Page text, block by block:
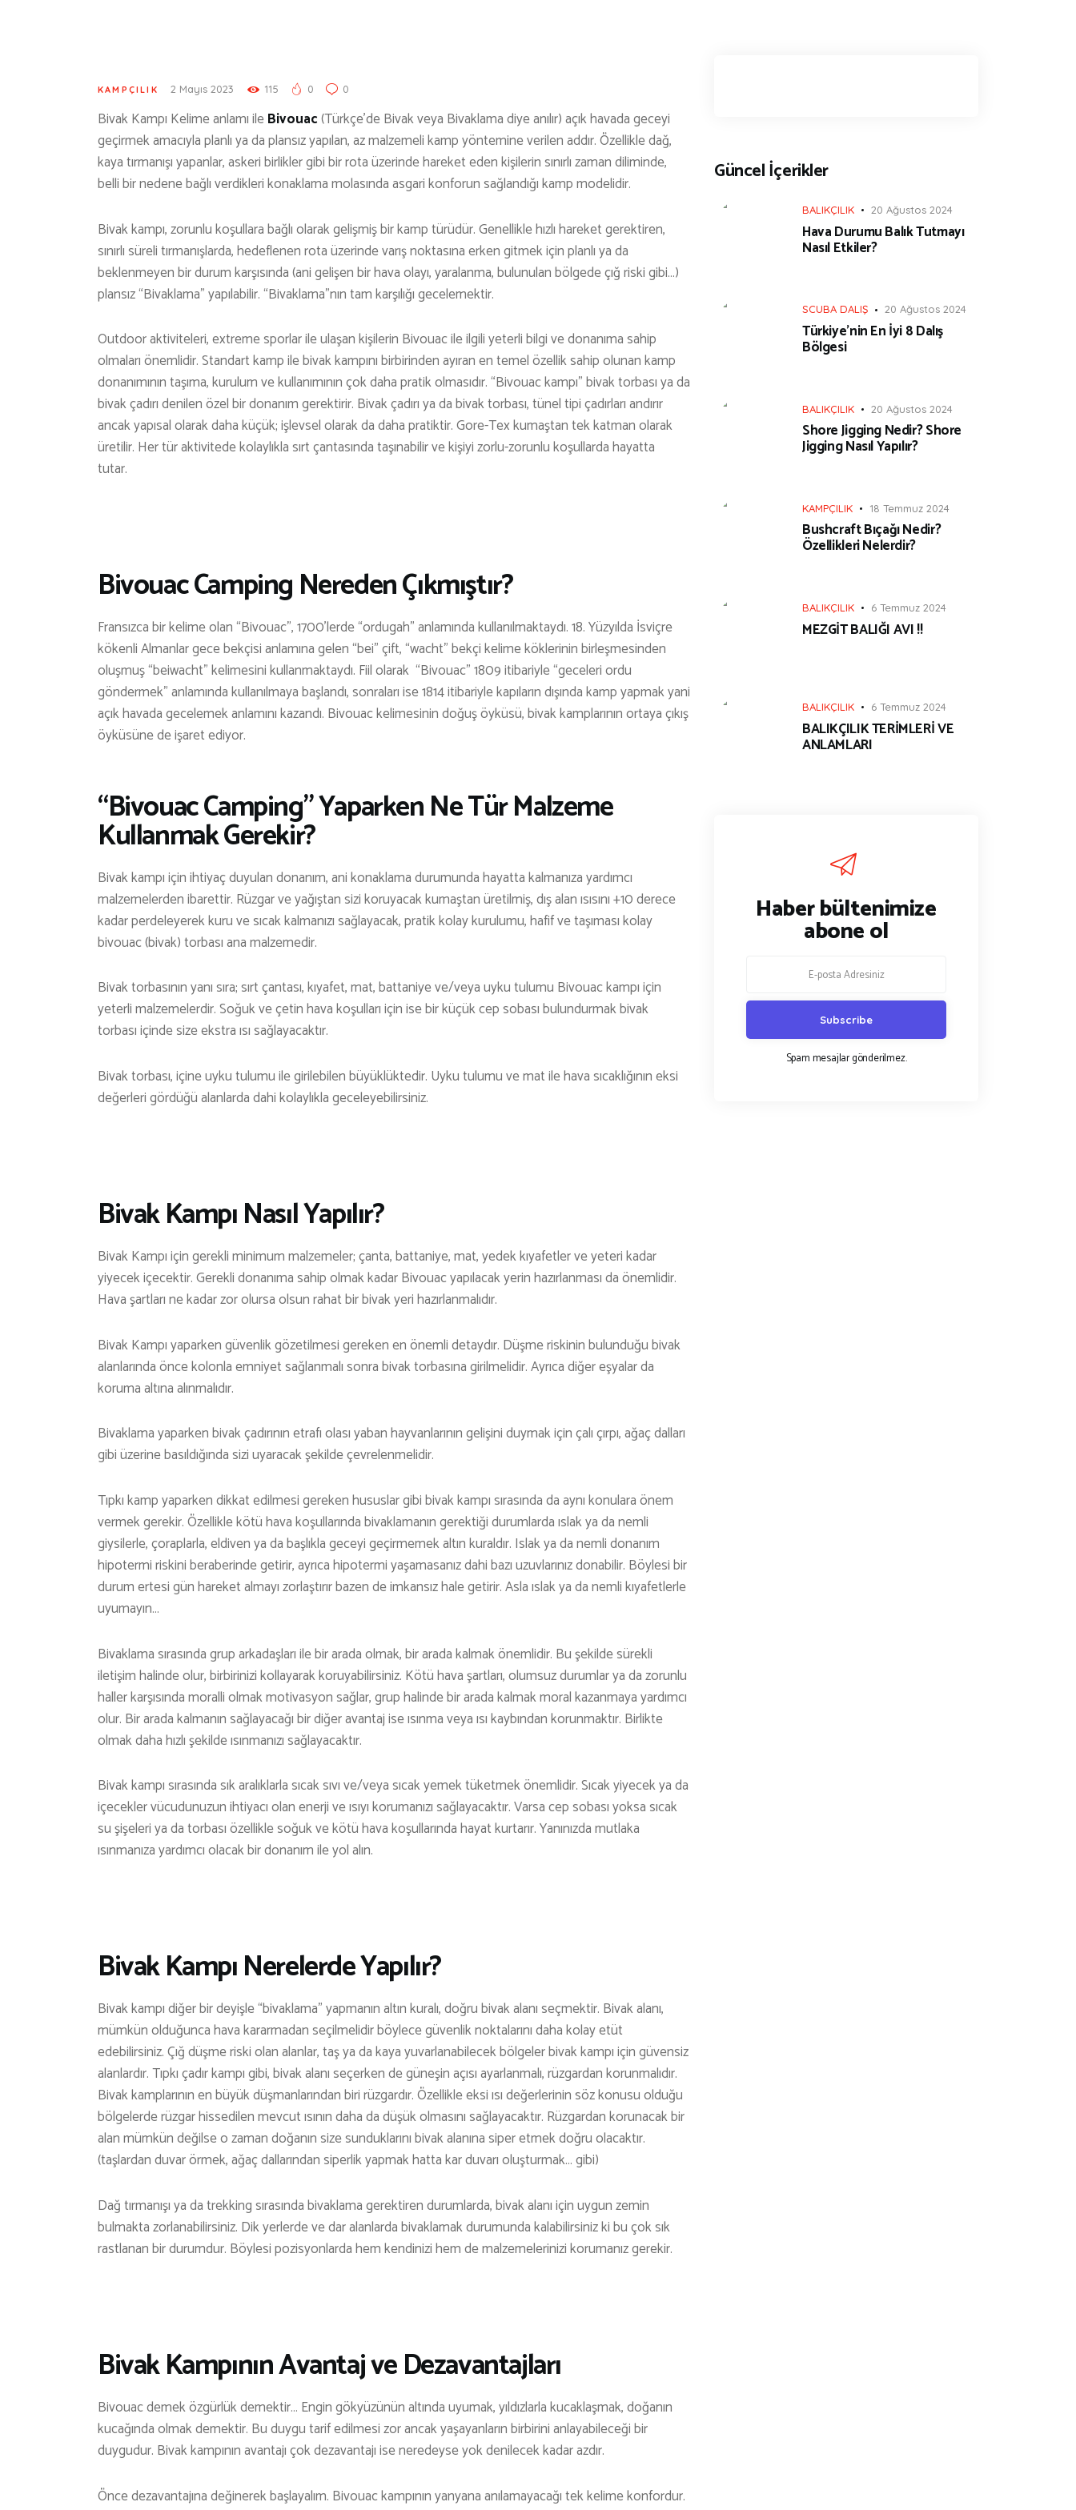
BALIKÇILIK
BESLENME
BİSİKLET
DAĞCILIK
DENİZ & HAVUZ
GİYİM
KAMPÇILIK
KARA AVI
KARAVAN
OTO | MOTO
KAYAK
KOŞU
SEYAHAT
SNOWBOARD
SPOR & FİTNESS
TEKNE & YAT
TEKNOLOJİ
YÜRÜYÜŞ
ARŞİVLER
KAMPÇILIK 2 Mayıs 2023 115 0 0
Bivak Kampı Kelime anlamı ileBivouac(Türkçe’de Bivak veya Bivaklama diye anılır) açık havada geceyi
geçirmek amacıyla planlı ya da plansız yapılan, az malzemeli kamp yöntemine verilen addır. Özellikle dağ,
kaya tırmanışı yapanlar, askeri birlikler gibi bir rota üzerinde hareket eden kişilerin sınırlı zaman diliminde,
belli bir nedene bağlı verdikleri konaklama molasında asgari konforun sağlandığı kamp modelidir.
Bivak kampı, zorunlu koşullara bağlı olarak gelişmiş bir kamp türüdür. Genellikle hızlı hareket gerektiren,
sınırlı süreli tırmanışlarda, hedeflenen rota üzerinde varış noktasına erken gitmek için planlı ya da
beklenmeyen bir durum karşısında (ani gelişen bir hava olayı, yaralanma, bulunulan bölgede çığ riski gibi…)
plansız “Bivaklama” yapılabilir. “Bivaklama”nın tam karşılığı gecelemektir.
Outdoor aktiviteleri, extreme sporlar ile ulaşan kişilerin Bivouac ile ilgili yeterli bilgi ve donanıma sahip
olmaları önemlidir. Standart kamp ile bivak kampını birbirinden ayıran en temel özellik sahip olunan kamp
donanımının taşıma, kurulum ve kullanımının çok daha pratik olmasıdır. “Bivouac kampı” bivak torbası ya da
bivak çadırı denilen özel bir donanım gerektirir. Bivak çadırı ya da bivak torbası, tünel tipi çadırları andırır
ancak yapısal olarak daha küçük; işlevsel olarak da daha pratiktir. Gore-Tex kumaştan tek katman olarak
üretilir. Her tür aktivitede kolaylıkla sırt çantasında taşınabilir ve kişiyi zorlu-zorunlu koşullarda hayatta
tutar.
Bivouac Camping Nereden Çıkmıştır?
Fransızca bir kelime olan “Bivouac”, 1700’lerde “ordugah” anlamında kullanılmaktaydı. 18. Yüzyılda İsviçre
kökenli Almanlar gece bekçisi anlamına gelen “bei” çift, “wacht” bekçi kelime köklerinin birleşmesinden
oluşmuş “beiwacht” kelimesini kullanmaktaydı. Fiil olarak “Bivouac” 1809 itibariyle “geceleri ordu
göndermek” anlamında kullanılmaya başlandı, sonraları ise 1814 itibariyle kapıların dışında kamp yapmak yani
açık havada gecelemek anlamını kazandı. Bivouac kelimesinin doğuş öyküsü, bivak kamplarının ortaya çıkış
öyküsüne de işaret ediyor.
“Bivouac Camping” Yaparken Ne Tür Malzeme
Kullanmak Gerekir?
Bivak kampı için ihtiyaç duyulan donanım, ani konaklama durumunda hayatta kalmanıza yardımcı
malzemelerden ibarettir. Rüzgar ve yağıştan sizi koruyacak kumaştan üretilmiş, dış alan ısısını +10 derece
kadar perdeleyerek kuru ve sıcak kalmanızı sağlayacak, pratik kolay kurulumu, hafif ve taşıması kolay
bivouac (bivak) torbası ana malzemedir.
Bivak torbasının yanı sıra; sırt çantası, kıyafet, mat, battaniye ve/veya uyku tulumu Bivouac kampı için
yeterli malzemelerdir. Soğuk ve çetin hava koşulları için ise bir küçük cep sobası bulundurmak bivak
torbası içinde size ekstra ısı sağlayacaktır.
Bivak torbası, içine uyku tulumu ile girilebilen büyüklüktedir. Uyku tulumu ve mat ile hava sıcaklığının eksi
değerleri gördüğü alanlarda dahi kolaylıkla geceleyebilirsiniz.
Bivak Kampı Nasıl Yapılır?
Bivak Kampı için gerekli minimum malzemeler; çanta, battaniye, mat, yedek kıyafetler ve yeteri kadar
yiyecek içecektir. Gerekli donanıma sahip olmak kadar Bivouac yapılacak yerin hazırlanması da önemlidir.
Hava şartları ne kadar zor olursa olsun rahat bir bivak yeri hazırlanmalıdır.
Bivak Kampı yaparken güvenlik gözetilmesi gereken en önemli detaydır. Düşme riskinin bulunduğu bivak
alanlarında önce kolonla emniyet sağlanmalı sonra bivak torbasına girilmelidir. Ayrıca diğer eşyalar da
koruma altına alınmalıdır.
Bivaklama yaparken bivak çadırının etrafı olası yaban hayvanlarının gelişini duymak için çalı çırpı, ağaç dalları
gibi üzerine basıldığında sizi uyaracak şekilde çevrelenmelidir.
Tıpkı kamp yaparken dikkat edilmesi gereken hususlar gibi bivak kampı sırasında da aynı konulara önem
vermek gerekir. Özellikle kötü hava koşullarında bivaklamanın gerektiği durumlarda ıslak ya da nemli
giysilerle, çoraplarla, eldiven ya da başlıkla geceyi geçirmemek altın kuraldır. Islak ya da nemli donanım
hipotermi riskini beraberinde getirir, ayrıca hipotermi yaşamasanız dahi bazı uzuvlarınız donabilir. Böylesi bir
durum ertesi gün hareket almayı zorlaştırır bazen de imkansız hale getirir. Asla ıslak ya da nemli kıyafetlerle
uyumayın…
Bivaklama sırasında grup arkadaşları ile bir arada olmak, bir arada kalmak önemlidir. Bu şekilde sürekli
iletişim halinde olur, birbirinizi kollayarak koruyabilirsiniz. Kötü hava şartları, olumsuz durumlar ya da zorunlu
haller karşısında moralli olmak motivasyon sağlar, grup halinde bir arada kalmak moral kazanmaya yardımcı
olur. Bir arada kalmanın sağlayacağı bir diğer avantaj ise ısınma veya ısı kaybından korunmaktır. Birlikte
olmak daha hızlı şekilde ısınmanızı sağlayacaktır.
Bivak kampı sırasında sık aralıklarla sıcak sıvı ve/veya sıcak yemek tüketmek önemlidir. Sıcak yiyecek ya da
içecekler vücudunuzun ihtiyacı olan enerji ve ısıyı korumanızı sağlayacaktır. Varsa cep sobası yoksa sıcak
su şişeleri ya da torbası özellikle soğuk ve kötü hava koşullarında hayat kurtarır. Yanınızda mutlaka
ısınmanıza yardımcı olacak bir donanım ile yol alın.
Bivak Kampı Nerelerde Yapılır?
Bivak kampı diğer bir deyişle “bivaklama” yapmanın altın kuralı, doğru bivak alanı seçmektir. Bivak alanı,
mümkün olduğunca hava kararmadan seçilmelidir böylece güvenlik noktalarını daha kolay etüt
edebilirsiniz. Çığ düşme riski olan alanlar, taş ya da kaya yuvarlanabilecek bölgeler bivak kampı için güvensiz
alanlardır. Tıpkı çadır kampı gibi, bivak alanı seçerken de güneşin açısı ayarlanmalı, rüzgardan korunmalıdır.
Bivak kamplarının en büyük düşmanlarından biri rüzgardır. Özellikle eksi ısı değerlerinin söz konusu olduğu
bölgelerde rüzgar hissedilen mevcut ısının daha da düşük olmasını sağlayacaktır. Rüzgardan korunacak bir
alan mümkün değilse o zaman doğanın size sunduklarını bivak alanına siper etmek doğru olacaktır.
(taşlardan duvar örmek, ağaç dallarından siperlik yapmak hatta kar duvarı oluşturmak… gibi)
Dağ tırmanışı ya da trekking sırasında bivaklama gerektiren durumlarda, bivak alanı için uygun zemin
bulmakta zorlanabilirsiniz. Dik yerlerde ve dar alanlarda bivaklamak durumunda kalabilirsiniz ki bu çok sık
rastlanan bir durumdur. Böylesi pozisyonlarda hem kendinizi hem de malzemelerinizi korumanız gerekir.
Bivak Kampının Avantaj ve Dezavantajları
Bivouac demek özgürlük demektir… Engin gökyüzünün altında uyumak, yıldızlarla kucaklaşmak, doğanın
kucağında olmak demektir. Bu duygu tarif edilmesi zor ancak yaşayanların birbirini anlayabileceği bir
duygudur. Bivak kampının avantajı çok dezavantajı ise neredeyse yok denilecek kadar azdır.
Önce dezavantajına değinerek başlayalım. Bivouac kampının yanyana anılamayacağı tek kelime konfordur.
Güncel İçerikler
BALIKÇILIK 20 Ağustos 2024
Hava Durumu Balık Tutmayı
Nasıl Etkiler?
SCUBA DALIŞ 20 Ağustos 2024
Türkiye’nin En İyi 8 Dalış
Bölgesi
BALIKÇILIK 20 Ağustos 2024
Shore Jigging Nedir? Shore
Jigging Nasıl Yapılır?
KAMPÇILIK 18 Temmuz 2024
Bushcraft Bıçağı Nedir?
Özellikleri Nelerdir?
BALIKÇILIK 6 Temmuz 2024
MEZGİT BALIĞI AVI !!
BALIKÇILIK 6 Temmuz 2024
BALIKÇILIK TERİMLERİ VE
ANLAMLARI
Haber bültenimize
abone ol
Spam mesajlar gönderilmez.